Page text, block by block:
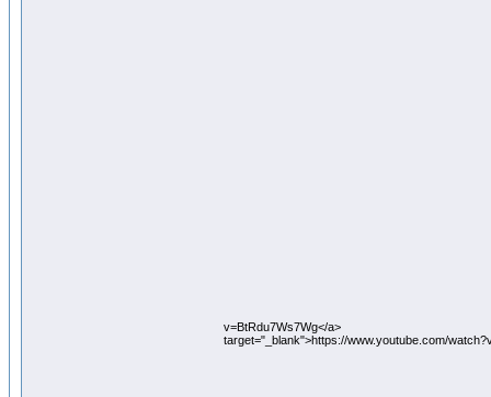
v=BtRdu7Ws7Wg</a>
target="_blank">https://www.youtube.com/